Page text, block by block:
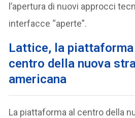
l’apertura di nuovi approcci
interfacce “aperte”.
Lattice, la
centro della nuova
americana
La piattaforma al centro della